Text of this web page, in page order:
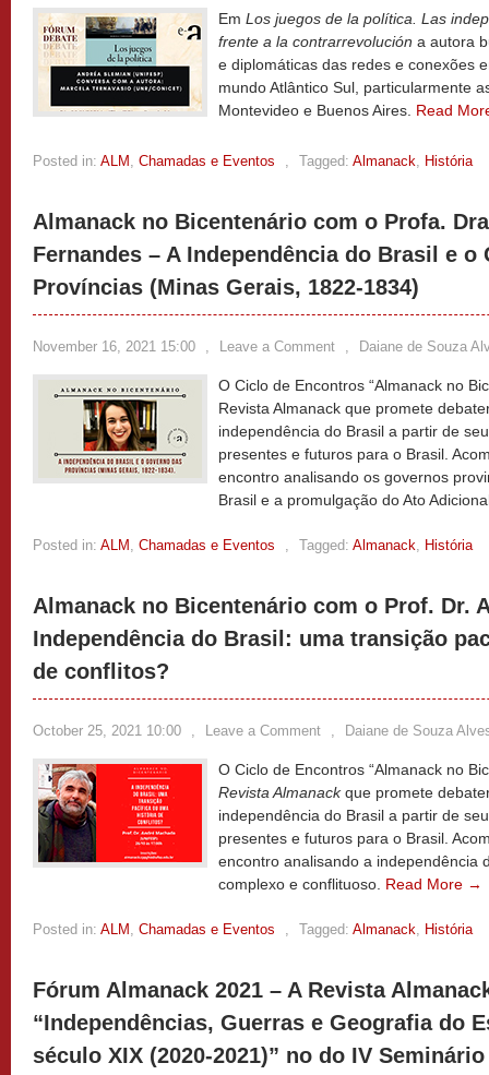
Em Los juegos de la política. Las
frente a la contrarrevolución a autora
e diplomáticas das redes e conexões
mundo Atlântico Sul, particularmente
Montevideo e Buenos Aires. Read
Posted in: ALM , Chamadas e Eventos , Tagged: Almanack, História
Almanack no Bicentenário com o Profa.
Fernandes – A Independência do Brasil e o
Províncias (Minas Gerais, 1822-1834)
November 16, 2021 15:00 , Leave a Comment , Daiane de Souza
O Ciclo de Encontros “Almanack no
Revista Almanack que promete
independência do Brasil a partir de
presentes e futuros para o Brasil.
encontro analisando os governos
Brasil e a promulgação do Ato
Posted in: ALM , Chamadas e Eventos , Tagged: Almanack, História
Almanack no Bicentenário com o Prof. Dr.
Independência do Brasil: uma transição
de conflitos?
October 25, 2021 10:00 , Leave a Comment , Daiane de Souza
O Ciclo de Encontros “Almanack no
Revista Almanackque promete
independência do Brasil a partir de
presentes e futuros para o Brasil.
encontro analisando a independência
complexo e conflituoso. Read More →
Posted in: ALM , Chamadas e Eventos , Tagged: Almanack, História
Fórum Almanack 2021 – A Revista
“Independências, Guerras e Geografia do
século XIX (2020-2021)” no do IV